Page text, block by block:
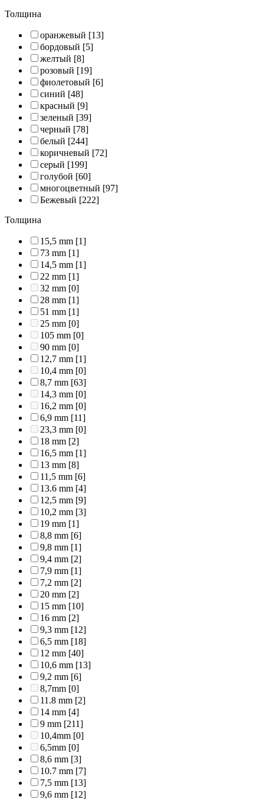
Толщина
оранжевый [13]
бордовый [5]
желтый [8]
розовый [19]
фиолетовый [6]
синий [48]
красный [9]
зеленый [39]
черный [78]
белый [244]
коричневый [72]
серый [199]
голубой [60]
многоцветный [97]
Бежевый [222]
Толщина
15,5 mm [1]
73 mm [1]
14,5 mm [1]
22 mm [1]
32 mm [0]
28 mm [1]
51 mm [1]
25 mm [0]
105 mm [0]
90 mm [0]
12,7 mm [1]
10,4 mm [0]
8,7 mm [63]
14,3 mm [0]
16,2 mm [0]
6,9 mm [11]
23,3 mm [0]
18 mm [2]
16,5 mm [1]
13 mm [8]
11,5 mm [6]
13.6 mm [4]
12,5 mm [9]
10,2 mm [3]
19 mm [1]
8,8 mm [6]
9,8 mm [1]
9,4 mm [2]
7,9 mm [1]
7,2 mm [2]
20 mm [2]
15 mm [10]
16 mm [2]
9,3 mm [12]
6,5 mm [18]
12 mm [40]
10,6 mm [13]
9,2 mm [6]
8,7mm [0]
11.8 mm [2]
14 mm [4]
9 mm [211]
10,4mm [0]
6,5mm [0]
8,6 mm [3]
10.7 mm [7]
7,5 mm [13]
9,6 mm [12]